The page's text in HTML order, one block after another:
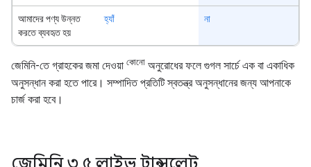
আমাদের পণ্য উন্নত
করতে ব্যবহৃত হয়
হ্যাঁ না
জেমিনি-তে গ্রাহকের জমা দেওয়া কোনো অনুরোধের ফলে গুগল সার্চে এক বা একাধিক
অনুসন্ধান করা হতে পারে। সম্পাদিত প্রতিটি স্বতন্ত্র অনুসন্ধানের জন্য আপনাকে
চার্জ করা হবে।